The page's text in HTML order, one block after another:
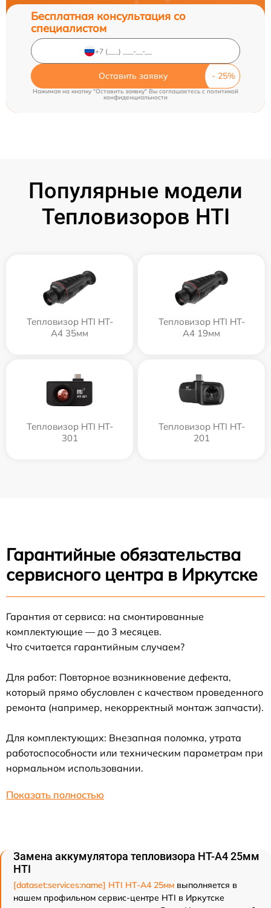
Бесплатная консультация со
специалистом
Оставить заявку
Нажимая на кнопку "Оставить заявку" Вы соглашаетесь cполитикой
конфиденциальности
Популярные модели
Тепловизоров HTI
Тепловизор HTI HT-
A4 35мм
Тепловизор HTI HT-
A4 19мм
Тепловизор HTI HT-
301
Тепловизор HTI HT-
201
Гарантийные обязательства
сервисного центра в Иркутске
Гарантия от сервиса: на смонтированные
комплектующие — до 3 месяцев.
Что считается гарантийным случаем?
Для работ: Повторное возникновение дефекта,
который прямо обусловлен с качеством проведенного
ремонта (например, некорректный монтаж запчасти).
Для комплектующих: Внезапная поломка, утрата
работоспособности или техническим параметрам при
нормальном использовании.
Показать полностью
Замена аккумулятора тепловизора HT-A4 25мм
HTI
[dataset:services:name] HTI HT-A4 25мм выполняется в
нашем профильном сервис-центре HTI в Иркутске